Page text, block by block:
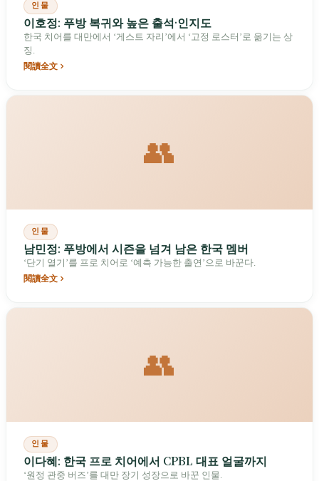
인물
이호정: 푸방 복귀와 높은 출석·인지도
한국 치어를 대만에서 ‘게스트 자리’에서 ‘고정 로스터’로 옮기는 상
징.
閱讀全文
👥
인물
남민정: 푸방에서 시즌을 넘겨 남은 한국 멤버
‘단기 열기’를 프로 치어로 ‘예측 가능한 출연’으로 바꾼다.
閱讀全文
👥
인물
이다혜: 한국 프로 치어에서 CPBL 대표 얼굴까지
‘원정 관중 버즈’를 대만 장기 성장으로 바꾼 인물.